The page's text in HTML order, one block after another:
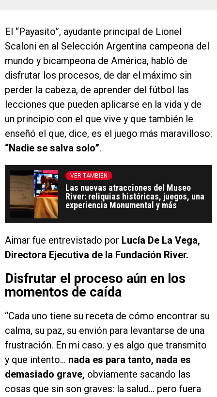
El “Payasito”, ayudante principal de Lionel
Scaloni en al Selección Argentina campeona del
mundo y bicampeona de América, habló de
disfrutar los procesos, de dar el máximo sin
perder la cabeza, de aprender del fútbol las
lecciones que pueden aplicarse en la vida y de
un principio con el que vive y que también le
enseñó el que, dice, es el juego más maravilloso:
“Nadie se salva solo”.
VER TAMBIÉN
Las nuevas atracciones del Museo
River: reliquias históricas, juegos, una
experiencia Monumental y más
Aimar fue entrevistado por Lucía De La Vega,
Directora Ejecutiva de la Fundación River.
Disfrutar el proceso aún en los
momentos de caída
“Cada uno tiene su receta de cómo encontrar su
calma, su paz, su envión para levantarse de una
frustración. En mi caso. y es algo que transmito
y que intento… nada es para tanto, nada es
demasiado grave, obviamente sacando las
cosas que sin son graves: la salud… pero fuera